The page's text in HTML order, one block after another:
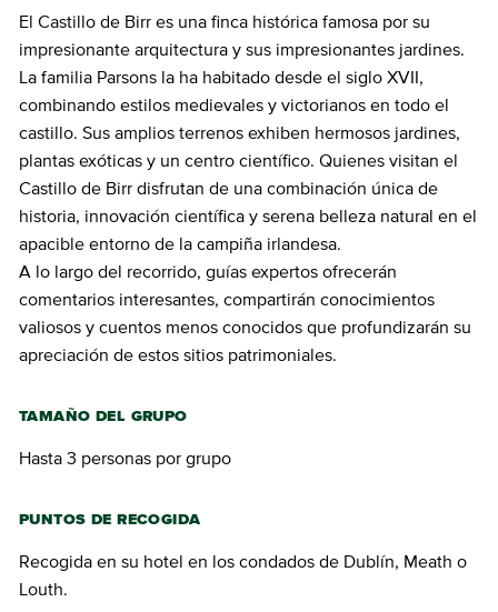
El Castillo de Birr es una finca histórica famosa por su
impresionante arquitectura y sus impresionantes jardines.
La familia Parsons la ha habitado desde el siglo XVII,
combinando estilos medievales y victorianos en todo el
castillo. Sus amplios terrenos exhiben hermosos jardines,
plantas exóticas y un centro científico. Quienes visitan el
Castillo de Birr disfrutan de una combinación única de
historia, innovación científica y serena belleza natural en el
apacible entorno de la campiña irlandesa.
A lo largo del recorrido, guías expertos ofrecerán
comentarios interesantes, compartirán conocimientos
valiosos y cuentos menos conocidos que profundizarán su
apreciación de estos sitios patrimoniales.
TAMAÑO DEL GRUPO
Hasta 3 personas por grupo
PUNTOS DE RECOGIDA
Recogida en su hotel en los condados de Dublín, Meath o
Louth.